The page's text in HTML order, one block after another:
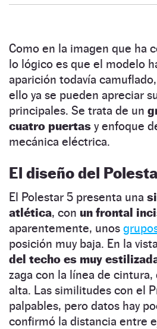
Como en la imagen que ha
lo lógico es que el modelo
aparición todavía
ello ya se pueden apreciar
principales. Se trata de un
cuatro puertas y enfoque
mecánica eléctrica.
El diseño del
El Polestar 5 presenta una
atlética, con un frontal
aparentemente, unos
posición muy baja. En la
del techo es muy
zaga con la línea de cintura,
alta. Las similitudes con el
palpables, pero datos hay
confirmó la distancia entre